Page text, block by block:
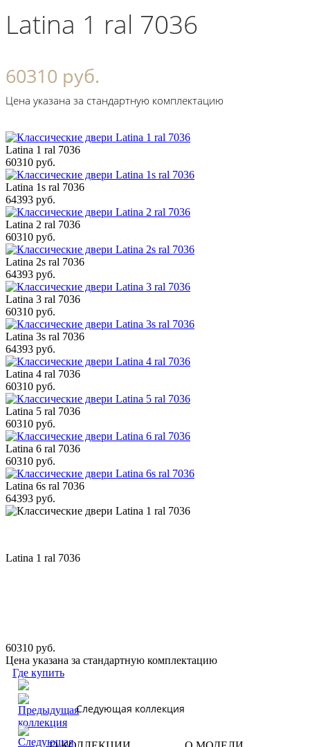
Latina 1 ral 7036
60310 руб.
Цена указана за стандартную комплектацию
Latina 1 ral 7036
60310 руб.
Latina 1s ral 7036
64393 руб.
Latina 2 ral 7036
60310 руб.
Latina 2s ral 7036
64393 руб.
Latina 3 ral 7036
60310 руб.
Latina 3s ral 7036
64393 руб.
Latina 4 ral 7036
60310 руб.
Latina 5 ral 7036
60310 руб.
Latina 6 ral 7036
60310 руб.
Latina 6s ral 7036
64393 руб.
Latina 1 ral 7036
60310 руб.
Цена указана за стандартную комплектацию
Где купить
Следующая коллекция